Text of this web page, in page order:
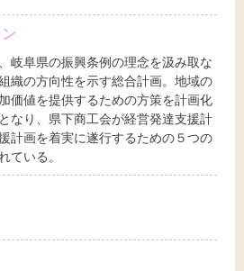
岐阜県の振興条例の理念を汲み取な
織の方向性を示す総合計画。地域の
価値を提供するための方策を計画化
なり、県下商工会が経営発達支援計
計画を着実に遂行するための５つの
ている。